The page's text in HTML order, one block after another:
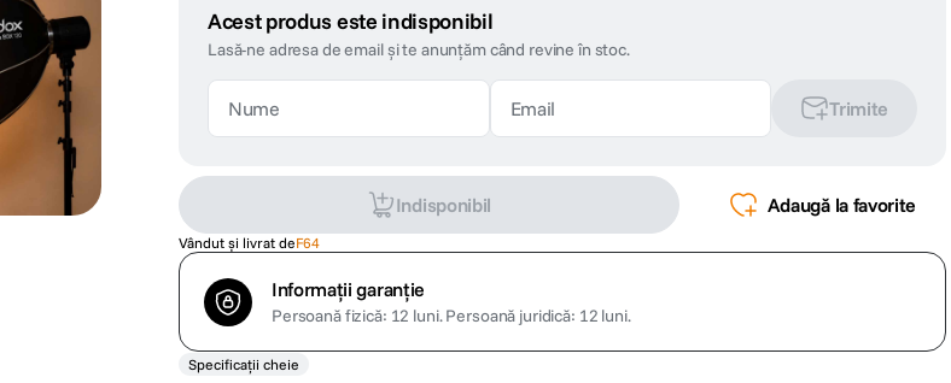
Acest produs este indisponibil
Lasă-ne adresa de email și te anunțăm când revine în stoc.
Trimite
Indisponibil Adaugă la favorite
Vândut și livrat deF64
Informații garanție
Persoană fizică: 12 luni.Persoană juridică: 12 luni.
Specificații cheie